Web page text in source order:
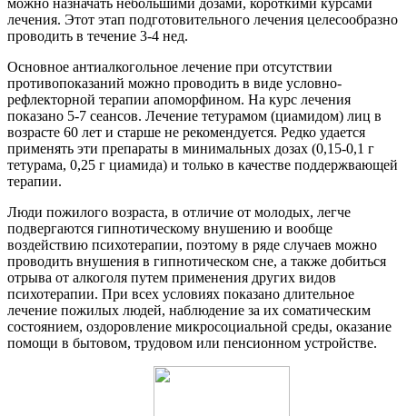
можно назначать небольшими дозами, короткими курсами
лечения. Этот этап подготовительного лечения целесообразно
проводить в течение 3-4 нед.
Основное антиалкогольное лечение при отсутствии
противопоказаний можно проводить в виде условно-
рефлекторной терапии апоморфином. На курс лечения
показано 5-7 сеансов. Лечение тетурамом (циамидом) лиц в
возрасте 60 лет и старше не рекомендуется. Редко удается
применять эти препараты в минимальных дозах (0,15-0,1 г
тетурама, 0,25 г циамида) и только в качестве поддержвающей
терапии.
Люди пожилого возраста, в отличие от молодых, легче
подвергаются гипнотическому внушению и вообще
воздействию психотерапии, поэтому в ряде случаев можно
проводить внушения в гипнотическом сне, а также добиться
отрыва от алкоголя путем применения других видов
психотерапии. При всех условиях показано длительное
лечение пожилых людей, наблюдение за их соматическим
состоянием, оздоровление микросоциальной среды, оказание
помощи в бытовом, трудовом или пенсионном устройстве.